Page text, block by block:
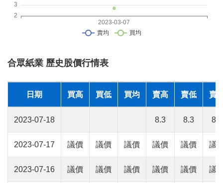
合眾紙業 歷史股價行情表
日期 買高 買低 買均 賣高 賣低 賣
2023-07-18 8.3 8.3 8.3
2023-07-17 議價 議價 議價 議價 議價 議
2023-07-16 議價 議價 議價 議價 議價 議